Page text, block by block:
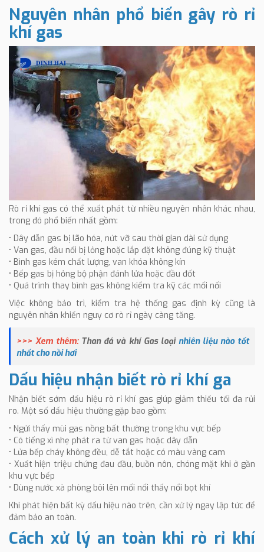
Nguyên nhân phổ biến gây rò rỉ
khí gas
Rò rỉ khí gas có thể xuất phát từ nhiều nguyên nhân khác nhau,
trong đó phổ biến nhất gồm:
• Dây dẫn gas bị lão hóa, nứt vỡ sau thời gian dài sử dụng
• Van gas, đầu nối bị lỏng hoặc lắp đặt không đúng kỹ thuật
• Bình gas kém chất lượng, van khóa không kín
• Bếp gas bị hỏng bộ phận đánh lửa hoặc đầu đốt
• Quá trình thay bình gas không kiểm tra kỹ các mối nối
Việc không bảo trì, kiểm tra hệ thống gas định kỳ cũng là
nguyên nhân khiến nguy cơ rò rỉ ngày càng tăng.
>>> Xem thêm:Than đá và khí Gas loại nhiên liệu nào tốt
nhất cho nồi hơi
Dấu hiệu nhận biết rò rỉ khí ga
Nhận biết sớm dấu hiệu rò rỉ khí gas giúp giảm thiểu tối đa rủi
ro. Một số dấu hiệu thường gặp bao gồm:
• Ngửi thấy mùi gas nồng bất thường trong khu vực bếp
• Có tiếng xì nhẹ phát ra từ van gas hoặc dây dẫn
• Lửa bếp cháy không đều, dễ tắt hoặc có màu vàng cam
• Xuất hiện triệu chứng đau đầu, buồn nôn, chóng mặt khi ở gần
khu vực bếp
• Dùng nước xà phòng bôi lên mối nối thấy nổi bọt khí
Khi phát hiện bất kỳ dấu hiệu nào trên, cần xử lý ngay lập tức để
đảm bảo an toàn.
Cách xử lý an toàn khi rò rỉ khí